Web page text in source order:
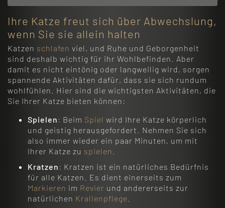
Ihre Katze freut sich über Abwechslung,
wenn Sie sie allein halten
Katzen schlafen viel, und Ruhe und Geborgenheit
sind deshalb wichtig für ihr Wohlbefinden. Aber
damit es nicht eintönig oder langweilig wird, sorgen
spannende Aktivitäten dafür, dass sie sich rundum
wohlfühlen. Hier sind die wichtigsten Aktivitäten, die
Sie Ihrer Katze bieten können:
Spielen : Beim Spiel wird Ihre Katze körperlich
und geistig herausgefordert. Nehmen Sie sich
also immer wieder ein paar Minuten, um mit
Ihrer Katze zu spielen
Kratzen : Kratzen ist ein natürliches Bedürfnis
für alle Katzen. Es dient einerseits zum
Markieren im Revier und andererseits zur
natürlichen Krallenpflege